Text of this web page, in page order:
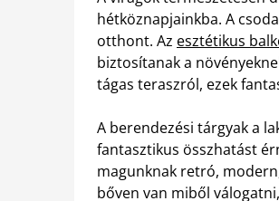
hétköznapjainkba. A
otthont. Az esztétikus
biztosítanak a
tágas teraszról, ezek
A berendezési tárgyak a
fantasztikus összhatást
magunknak retró,
bőven van miből